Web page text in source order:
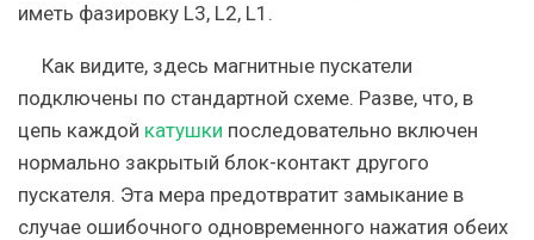
иметь фазировку L3, L2, L1.
Как видите, здесь магнитные пускатели
подключены по стандартной схеме. Разве, что, в
цепь каждой катушки последовательно включен
нормально закрытый блок-контакт другого
пускателя. Эта мера предотвратит замыкание в
случае ошибочного одновременного нажатия обеих